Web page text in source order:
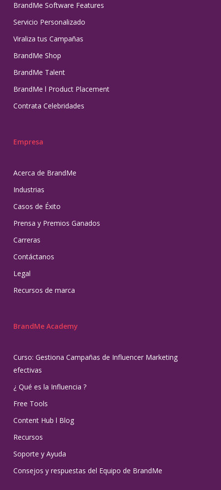
BrandMe Software Features
Servicio Personalizado
Viraliza tus Campañas
BrandMe Shop
BrandMe Talent
BrandMe l Product Placement
Contrata Celebridades
Empresa
Acerca de BrandMe
Industrias
Casos de Éxito
Prensa y Premios Ganados
Carreras
Contáctanos
Legal
Recursos de marca
BrandMe Academy
Curso: Gestiona Campañas de Influencer Marketing
efectivas
¿ Qué es la Influencia ?
Free Tools
Content Hub l Blog
Recursos
Soporte y Ayuda
Consejos y respuestas del Equipo de BrandMe